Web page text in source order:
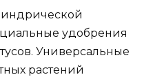
удобрения
Универсальные
растений